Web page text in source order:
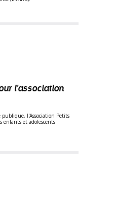
l'association
l'Association Petits
enfants et adolescents